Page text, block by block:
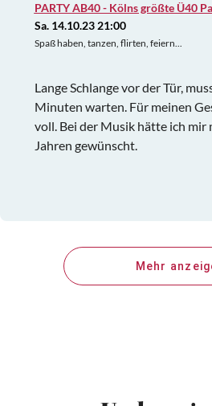
PARTY AB40 - Kölns größte Ü40
Sa. 14.10.23 21:00
Spaß haben, tanzen, flirten, feiern...
Lange Schlange vor der Tür,
Minuten warten. Für meinen
voll. Bei der Musik hätte ich mir
Jahren gewünscht.
Mehr